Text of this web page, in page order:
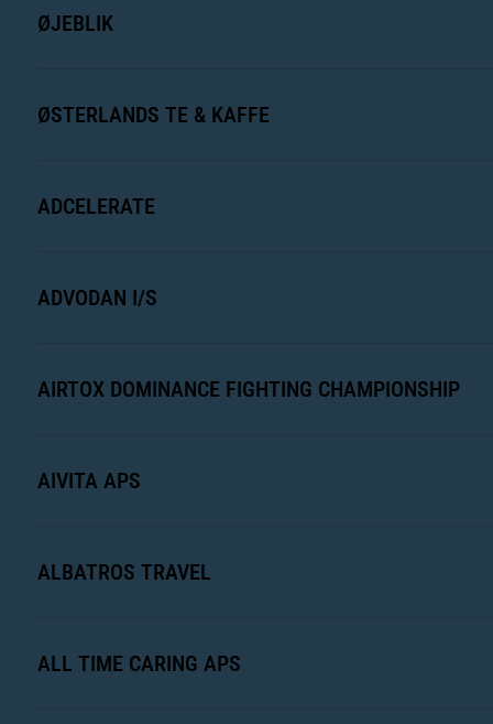
ØJEBLIK
ØSTERLANDS TE & KAFFE
ADCELERATE
ADVODAN I/S
AIRTOX DOMINANCE FIGHTING CHAMPIONSHIP
AIVITA APS
ALBATROS TRAVEL
ALL TIME CARING APS